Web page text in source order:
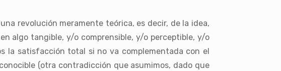
revolución meramente teórica, es decir, de la idea,
algo tangible, y/o comprensible, y/o perceptible, y/o
la satisfacción total si no va complementada con el
(otra contradicción que asumimos, dado que